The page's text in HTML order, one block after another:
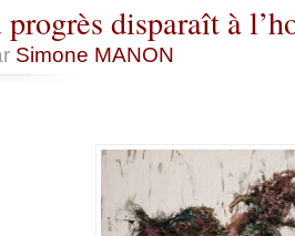
disparaît à
Simone MANON